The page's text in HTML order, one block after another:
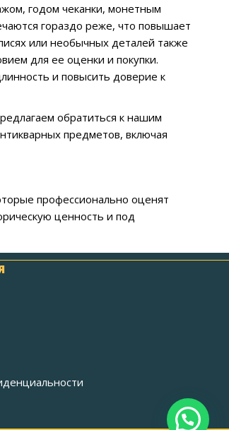
годом чеканки, монетным
гораздо реже, что повышает
или необычных деталей также
для ее оценки и покупки.
и повысить доверие к
обратиться к нашим
предметов, включая
профессионально оценят
ценность и под